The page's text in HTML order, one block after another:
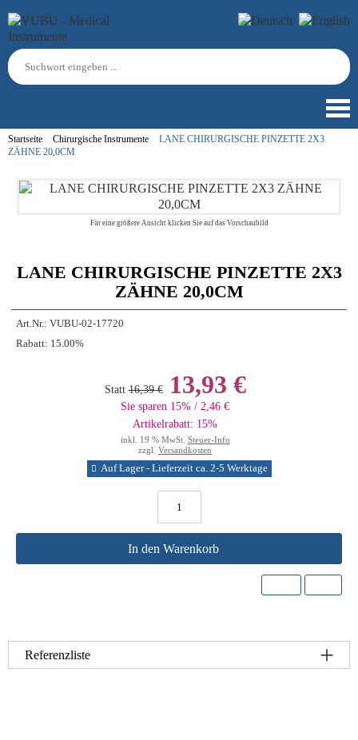
Startseite Chirurgische Instrumente
LANE CHIRURGISCHE PINZETTE 2X3
ZÄHNE 20,0CM
Für eine größere Ansicht klicken Sie auf das Vorschaubild
LANE CHIRURGISCHE PINZETTE 2X3
ZÄHNE 20,0CM
Art.Nr.: VUBU-02-17720
Rabatt: 15.00%
Statt 16,39 €13,93 €
Sie sparen 15% / 2,46 €
Artikelrabatt: 15%
inkl. 19 % MwSt. Steuer-Info
zzgl. Versandkosten
Auf Lager - Lieferzeit ca. 2-5 Werktage
In den Warenkorb
Referenzliste